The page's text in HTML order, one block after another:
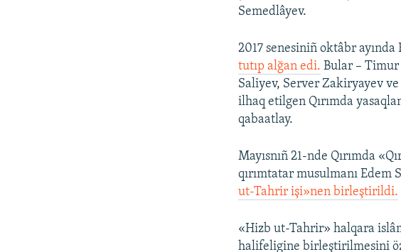
Semedlâyev.
2017 senesiniñ oktâbr
tutıp alğan edi. Bular – Timur
Saliyev, Server Zakiryayev ve
ilhaq etilgen Qırımda
qabaatlay.
Mayısnıñ 21-nde Qırımda
qırımtatar musulmanı Edem
ut-Tahrir işi»nen birleştirildi.
«Hizb ut-Tahrir» halqara
halifeligine birleştirilmesini öz